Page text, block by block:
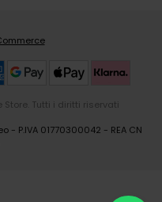
Store. Tutti i diritti riservati
- P.IVA 01770300042 - REA CN